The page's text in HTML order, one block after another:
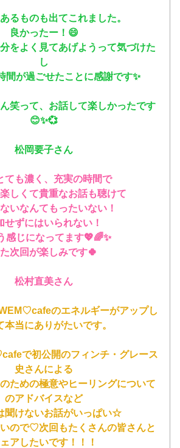
るものも出てこれました。
良かったー！😄
をよく見てあげようって気づけた
し
間が過ごせたことに感謝です✨
笑って、お話して楽しかったです
😊✨💞
松岡要子さん
ても濃く、充実の時間で
しくて貴重なお話も聴けて
いなんてもったいない！
せずにはいられない！
感じになってます💖🌈✨
次回が楽しみです🍀
松村直美さん
のエネルギーがアップし
本当にありがたいです。
で初公開のフィンチ・グレース
史さんによる
ための極意やヒーリングについて
のアドバイスなど
聞けないお話がいっぱい☆
ので♡次回もたくさんの皆さんと
アしたいです！！！